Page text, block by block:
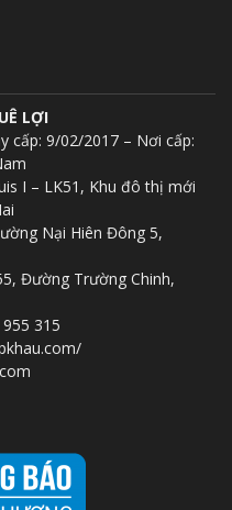
LỢI
cấp: 9/02/2017 – Nơi cấp:
I – LK51, Khu đô thị mới
Nại Hiên Đông 5,
Đường Trường Chinh,
315